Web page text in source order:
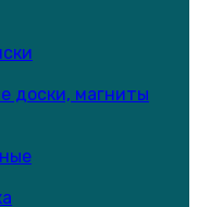
доски, магниты